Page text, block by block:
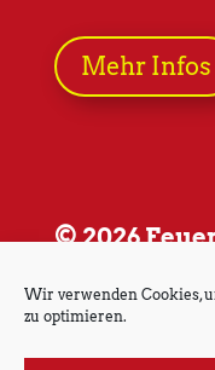
Wir verwenden Cookies,
zu optimieren.
Mehr Infos
© 2026